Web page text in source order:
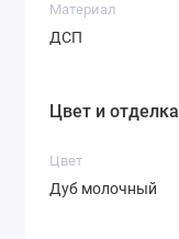
Материал
ДСП
Цвет и отделка
Цвет
Дуб молочный